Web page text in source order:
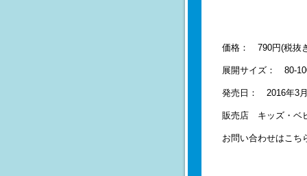
価格： 790円(税抜
展開サイズ： 80-
発売日： 2016年3
販売店 キッズ・ベ
お問い合わせはこち